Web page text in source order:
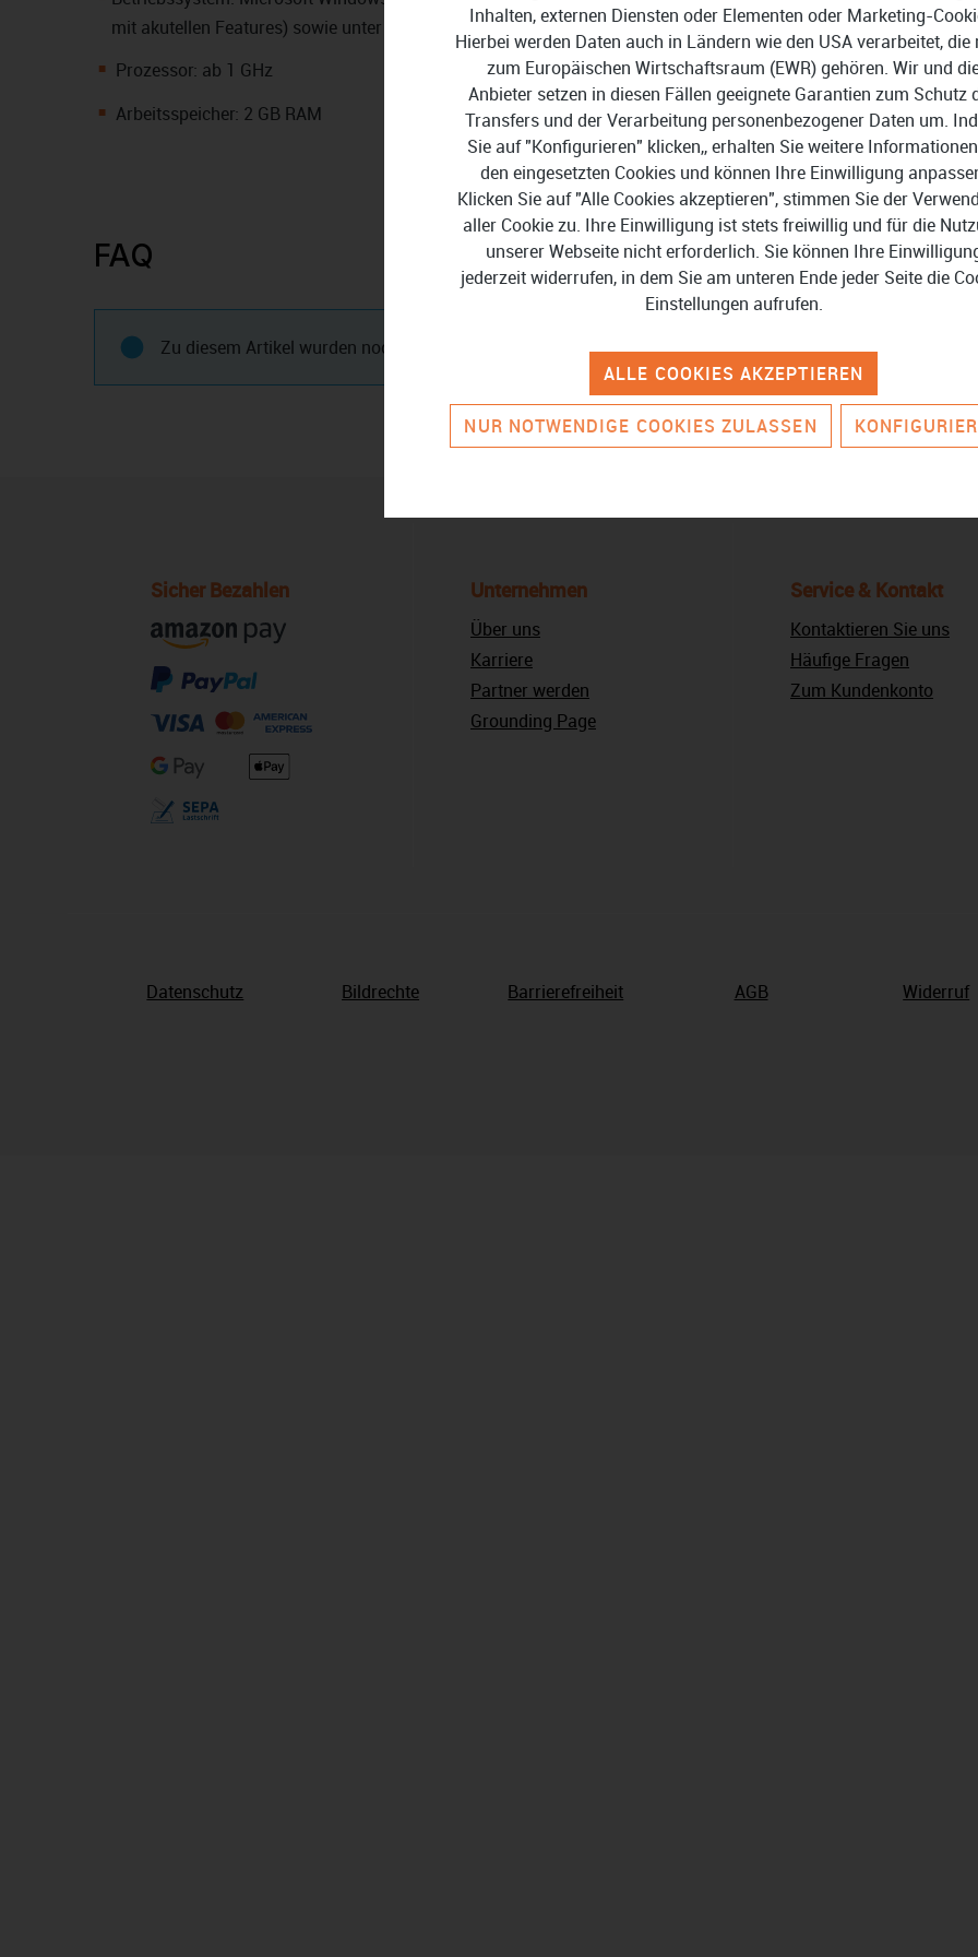
mit akutellen Features) sowie unter Windows-Server 2012 R2, 2016 und 2019
Prozessor: ab 1 GHz
Arbeitsspeicher: 2 GB RAM
Grafik: ab 1.280 x 800 px
Online-Zugang für
Banking und
FAQ
Zu diesem Artikel wurden noch keine Fragen gestellt.
Sicher Bezahlen Unternehmen
Über uns
Karriere
Partner werden
Grounding Page
Service & Kontakt
Kontaktieren Sie uns
Häufige Fragen
Zum Kundenkonto
Datenschutz Bildrechte Barrierefreiheit AGB Widerruf
Inhalten, externen Diensten oder Elementen oder Marketing-
Hierbei werden Daten auch in Ländern wie den USA verarbeitet, die
zum Europäischen Wirtschaftsraum (EWR) gehören. Wir und
Anbieter setzen in diesen Fällen geeignete Garantien zum Schutz
Transfers und der Verarbeitung personenbezogener Daten um.
Sie auf "Konfigurieren" klicken,, erhalten Sie weitere
den eingesetzten Cookies und können Ihre Einwilligung
Klicken Sie auf "Alle Cookies akzeptieren", stimmen Sie der
aller Cookie zu. Ihre Einwilligung ist stets freiwillig und für die
unserer Webseite nicht erforderlich. Sie können Ihre
jederzeit widerrufen, in dem Sie am unteren Ende jeder Seite die
Einstellungen aufrufen.
NUR NOTWENDIGE COOKIES ZULASSEN
ALLE COOKIES AKZEPTIEREN